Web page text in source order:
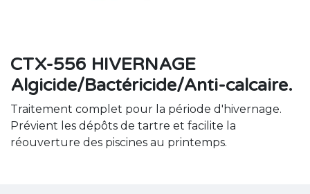
CTX-556 HIVERNAGE
Algicide/Bactéricide/Anti-calcaire.
Traitement complet pour la période d'hivernage.
Prévient les dépôts de tartre et facilite la
réouverture des piscines au printemps.